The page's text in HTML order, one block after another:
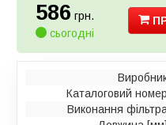
586 грн.
сьогодні
Каталоговий номер
Виконання